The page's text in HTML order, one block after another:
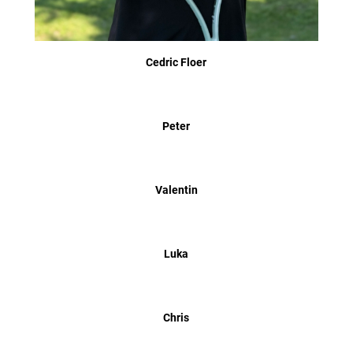
Cedric Floer
Peter
Valentin
Luka
Chris